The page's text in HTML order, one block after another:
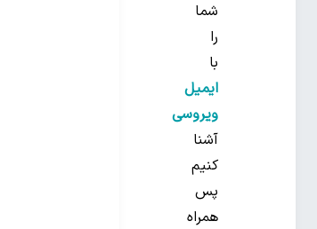
شما
را
با
ایمیل
ویروسی
آشنا
کنیم
پس
همراه